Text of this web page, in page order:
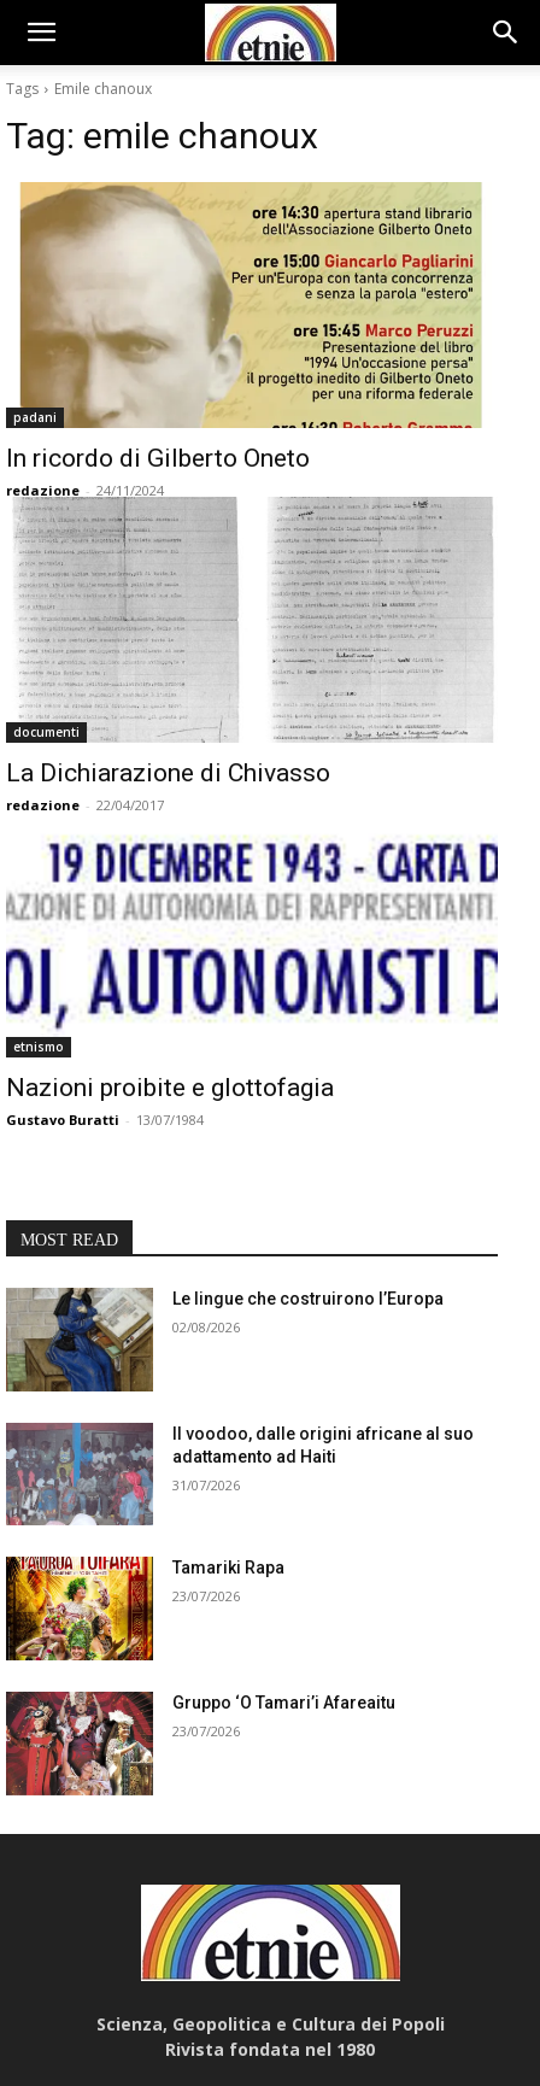
Tags Emile chanoux
Tag: emile chanoux
padani
In ricordo di Gilberto Oneto
redazione - 24/11/2024
documenti
La Dichiarazione di Chivasso
redazione - 22/04/2017
etnismo
Nazioni proibite e glottofagia
Gustavo Buratti - 13/07/1984
MOST READ
Le lingue che costruirono l’Europa
02/08/2026
Il voodoo, dalle origini africane al suo
adattamento ad Haiti
31/07/2026
Tamariki Rapa
23/07/2026
Gruppo ‘O Tamari’i Afareaitu
23/07/2026
Scienza, Geopolitica e Cultura dei Popoli
Rivista fondata nel 1980